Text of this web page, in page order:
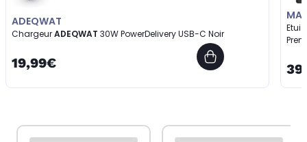
ADEQWAT
ChargeurADEQWAT 30W PowerDelivery USB-C Noir
19,99€
Etui